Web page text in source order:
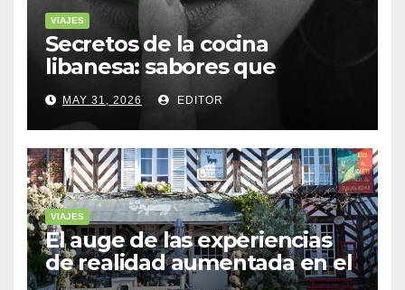
VIAJES
Secretos de la cocina
libanesa: sabores que
cuentan historias
MAY 31, 2026 EDITOR
VIAJES
El auge de las experiencias
de realidad aumentada en el